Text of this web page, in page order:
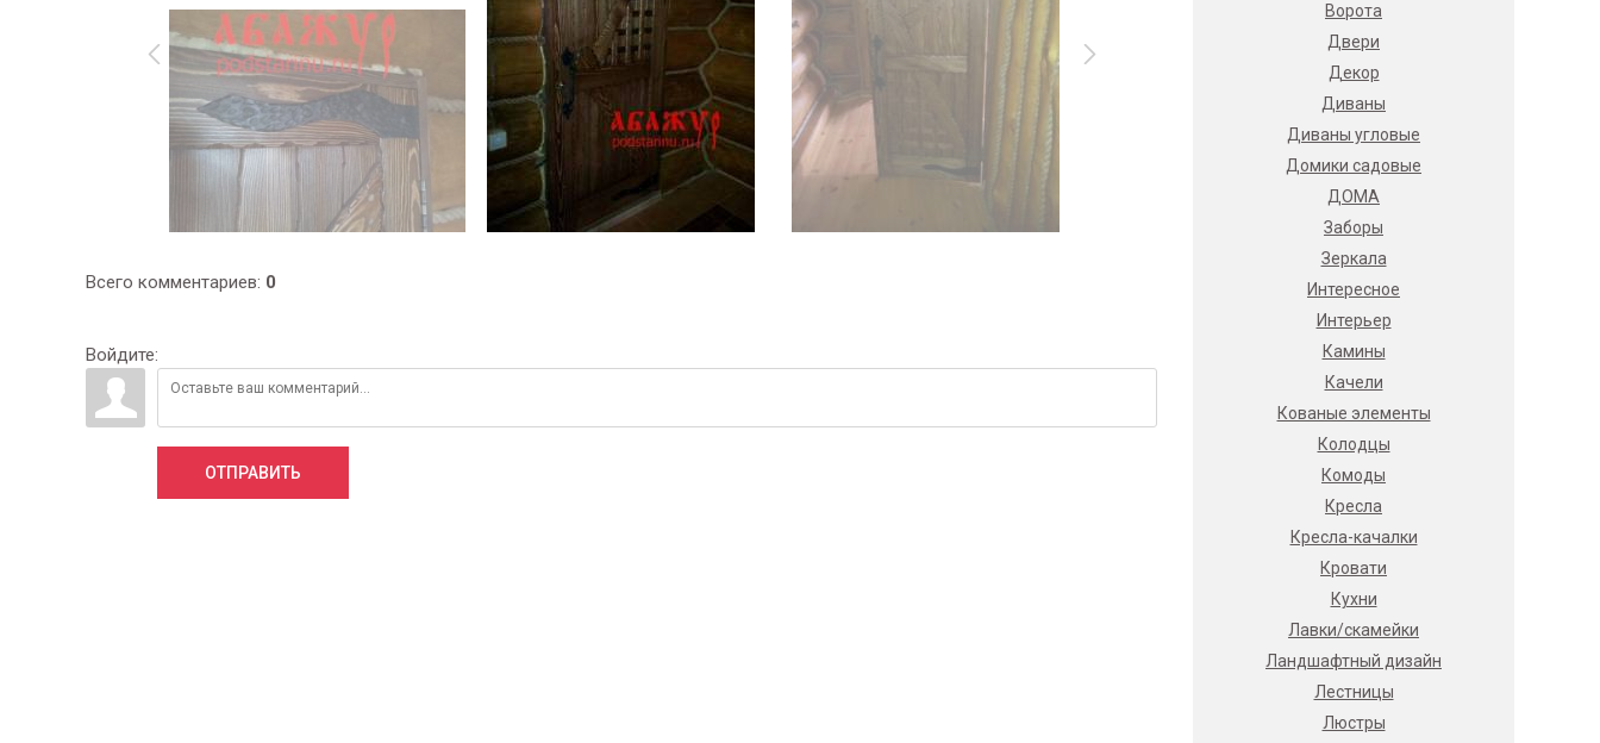
Всего комментариев: 0
Войдите:
ОТПРАВИТЬ
Ворота
Двери
Декор
Диваны
Диваны угловые
Домики садовые
ДОМА
Заборы
Зеркала
Интересное
Интерьер
Камины
Качели
Кованые элементы
Колодцы
Комоды
Кресла
Кресла-качалки
Кровати
Кухни
Лавки/скамейки
Ландшафтный дизайн
Лестницы
Люстры